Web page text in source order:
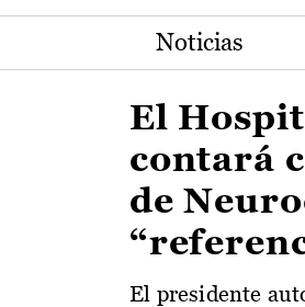
Noticias
El
contará
de
El presidente